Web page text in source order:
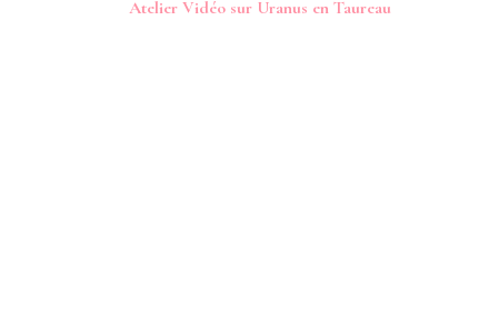
Atelier Vidéo sur Uranus en Taureau